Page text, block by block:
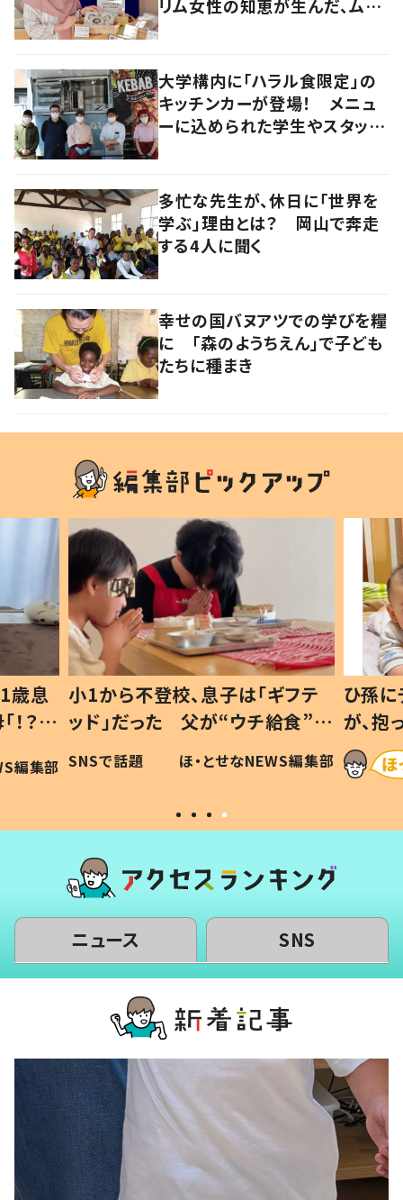
リム女性の知恵が生んだ、ムス
大学構内に「ハラル食限定」の
キッチンカーが登場！ メニュ
ーに込められた学生やスタッフ
多忙な先生が、休日に「世界を
学ぶ」理由とは？ 岡山で奔走
する4人に聞く
幸せの国バヌアツでの学びを糧
に 「森のようちえん」で子ども
たちに種まき
歳息
？」
編集部
小1から不登校、息子は「ギフテ
ッド」だった 父が“ウチ給食”を
作り続ける理由とは #令和の親
#令和の子
SNSで話題 ほ・とせなNEWS編集部
ひ孫
が、
「涙が
い」
ニュース SNS